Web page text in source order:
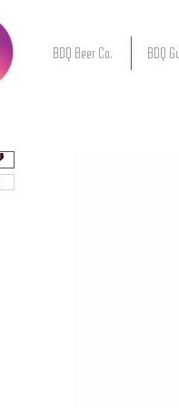
BDQ Beer Co. BDQ